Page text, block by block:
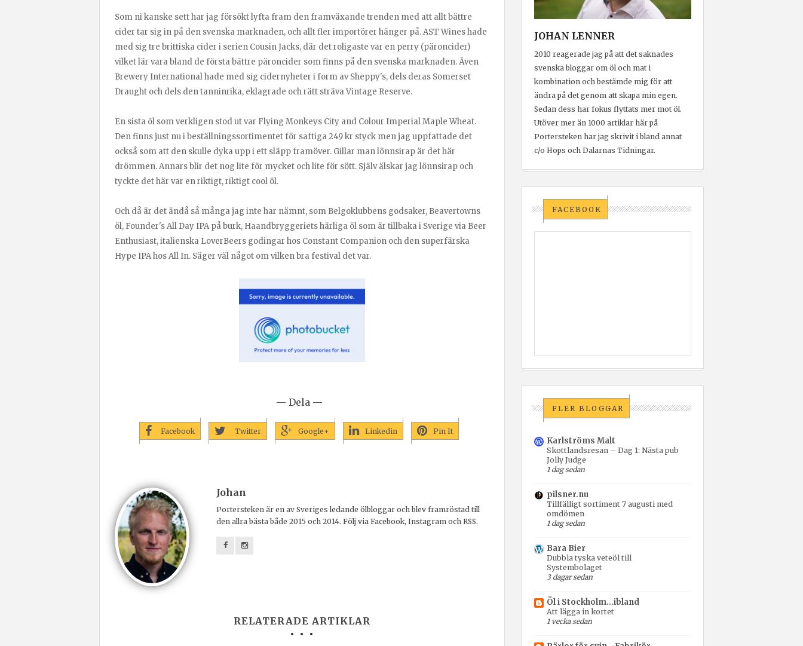
Som ni kanske sett har jag försökt lyfta fram den framväxande trenden med att allt bättre
cider tar sig in på den svenska marknaden, och allt fler importörer hänger på. AST Wines hade
med sig tre brittiska cider i serien Cousin Jacks, där det roligaste var en perry (päroncider)
vilket lär vara bland de första bättre päroncider som finns på den svenska marknaden. Även
Brewery International hade med sig cidernyheter i form av Sheppy's, dels deras Somerset
Draught och dels den tanninrika, eklagrade och rätt sträva Vintage Reserve.
En sista öl som verkligen stod ut var Flying Monkeys City and Colour Imperial Maple Wheat.
Den finns just nu i beställningssortimentet för saftiga 249 kr styck men jag uppfattade det
också som att den skulle dyka upp i ett släpp framöver. Gillar man lönnsirap är det här
drömmen. Annars blir det nog lite för mycket och lite för sött. Själv älskar jag lönnsirap och
tyckte det här var en riktigt, riktigt cool öl.
Och då är det ändå så många jag inte har nämnt, som Belgoklubbens godsaker, Beavertowns
öl, Founder's All Day IPA på burk, Haandbryggeriets härliga öl som är tillbaka i Sverige via Beer
Enthusiast, italienska LoverBeers godingar hos Constant Companion och den superfärska
Hype IPA hos All In. Säger väl något om vilken bra festival det var.
— Dela —
Facebook Twitter Google+ Linkedin Pin It
Johan
Portersteken är en av Sveriges ledande ölbloggar och blev framröstad till
den allra bästa både 2015 och 2014. Följ via Facebook, Instagram och RSS.
RELATERADE ARTIKLAR
JOHAN LENNER
2010 reagerade jag på att det saknades
svenska bloggar om öl och mat i
kombination och bestämde mig för att
ändra på det genom att skapa min egen.
Sedan dess har fokus flyttats mer mot öl.
Utöver mer än 1000 artiklar här på
Portersteken har jag skrivit i bland annat
c/o Hops och Dalarnas Tidningar.
FACEBOOK
FLER BLOGGAR
Karlströms Malt
Skottlandsresan – Dag 1: Nästa pub
Jolly Judge
1 dag sedan
pilsner.nu
Tillfälligt sortiment 7 augusti med
omdömen
1 dag sedan
Bara Bier
Dubbla tyska veteöl till
Systembolaget
3 dagar sedan
Öl i Stockholm...ibland
Att lägga in kortet
1 vecka sedan